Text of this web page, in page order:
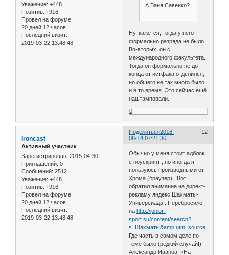
Уважение: +448
Позитив: +916
Провел на форуме:
20 дней 12 часов
Последний визит:
2019-03-22 13:48:48
А Ваня Савенко?
Ну, кажется, тогда у него
формально разряда не было.
Во-вторых, он с
международного факультета.
Тогда он формально не до
конца от истфака отделился,
но общего не так много было
и в то время..Это сейчас ещё
наштамповали.
0
Поделиться 12
2016-
08-14 07:21:36
Ironcast
Активный участник
Зарегистрирован: 2015-04-30
Приглашений: 0
Сообщений: 2512
Уважение: +448
Позитив: +916
Провел на форуме:
20 дней 12 часов
Последний визит:
2019-03-22 13:48:48
Обычно у меня стоит адблок
с ноускрипт , но иногда я
пользуюсь производными от
Хрома (браузер).. Вот
обратил внимание на директ-
рекламу яндекс Шахматы-
Универсиада.. Перебросило
наhttp://junior-
sport.su/content/search?
Где часть в самом деле по
теме было (редкий случай!)
Александр Иванов: «На